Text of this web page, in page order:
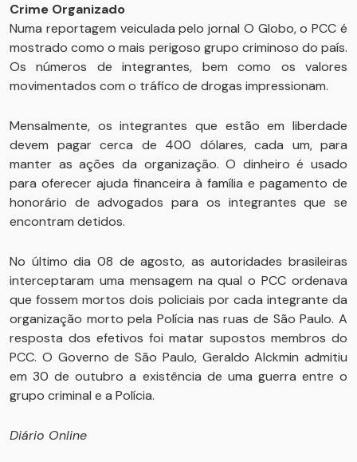
Crime Organizado
Numa reportagem veiculada pelo jornal O Globo, o PCC é
mostrado como o mais perigoso grupo criminoso do país.
Os números de integrantes, bem como os valores
movimentados com o tráfico de drogas impressionam.
Mensalmente, os integrantes que estão em liberdade
devem pagar cerca de 400 dólares, cada um, para
manter as ações da organização. O dinheiro é usado
para oferecer ajuda financeira à família e pagamento de
honorário de advogados para os integrantes que se
encontram detidos.
No último dia 08 de agosto, as autoridades brasileiras
interceptaram uma mensagem na qual o PCC ordenava
que fossem mortos dois policiais por cada integrante da
organização morto pela Polícia nas ruas de São Paulo. A
resposta dos efetivos foi matar supostos membros do
PCC. O Governo de São Paulo, Geraldo Alckmin admitiu
em 30 de outubro a existência de uma guerra entre o
grupo criminal e a Polícia.
Diário Online